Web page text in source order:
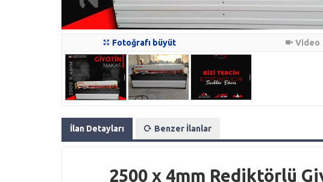
Fotoğrafı büyüt Video
İlan Detayları Benzer İlanlar
2500 x 4mm Rediktörlü